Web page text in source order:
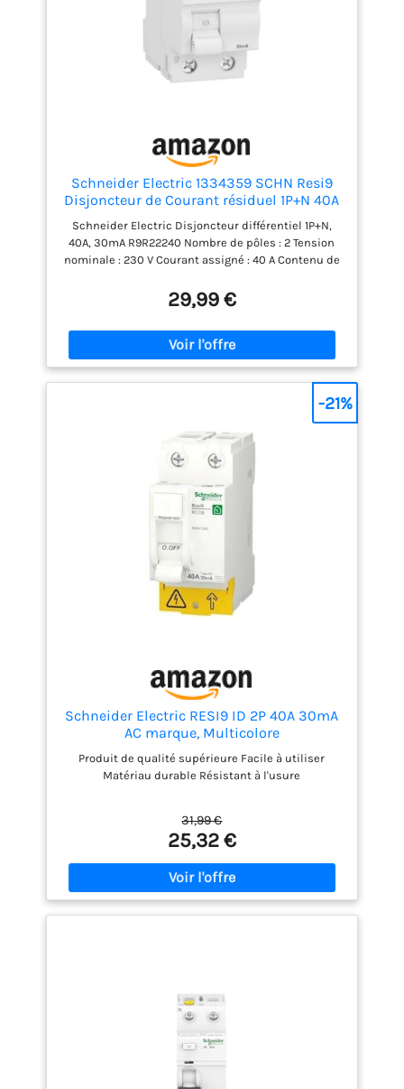
Schneider Electric 1334359 SCHN Resi9
Disjoncteur de Courant résiduel 1P+N 40A
30mA Type A, Blanc
Schneider Electric Disjoncteur différentiel 1P+N,
40A, 30mA R9R22240 Nombre de pôles : 2 Tension
nominale : 230 V Courant assigné : 40 A Contenu de
Electric 1P+N,40A,30mA R9R22240, Unité
d'emballage: 1 pièce, EAN : 3606489596071
29,99 €
Schneider Electric RESI9 ID 2P 40A 30mA
AC marque, Multicolore
Produit de qualité supérieure Facile à utiliser
Matériau durable Résistant à l'usure
31,99 €
25,32 €
-21%